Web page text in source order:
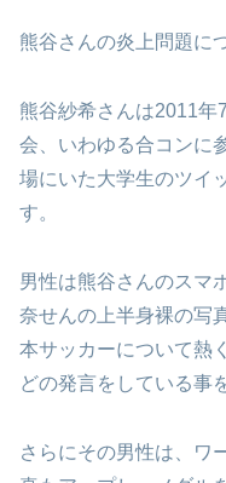
熊谷さんの炎上問題に
熊谷紗希さんは2011年
会、いわゆる合コンに
場にいた大学生のツイ
す。
男性は熊谷さんのスマ
奈せんの上半身裸の写
本サッカーについて熱
どの発言をしている事
さらにその男性は、ワ